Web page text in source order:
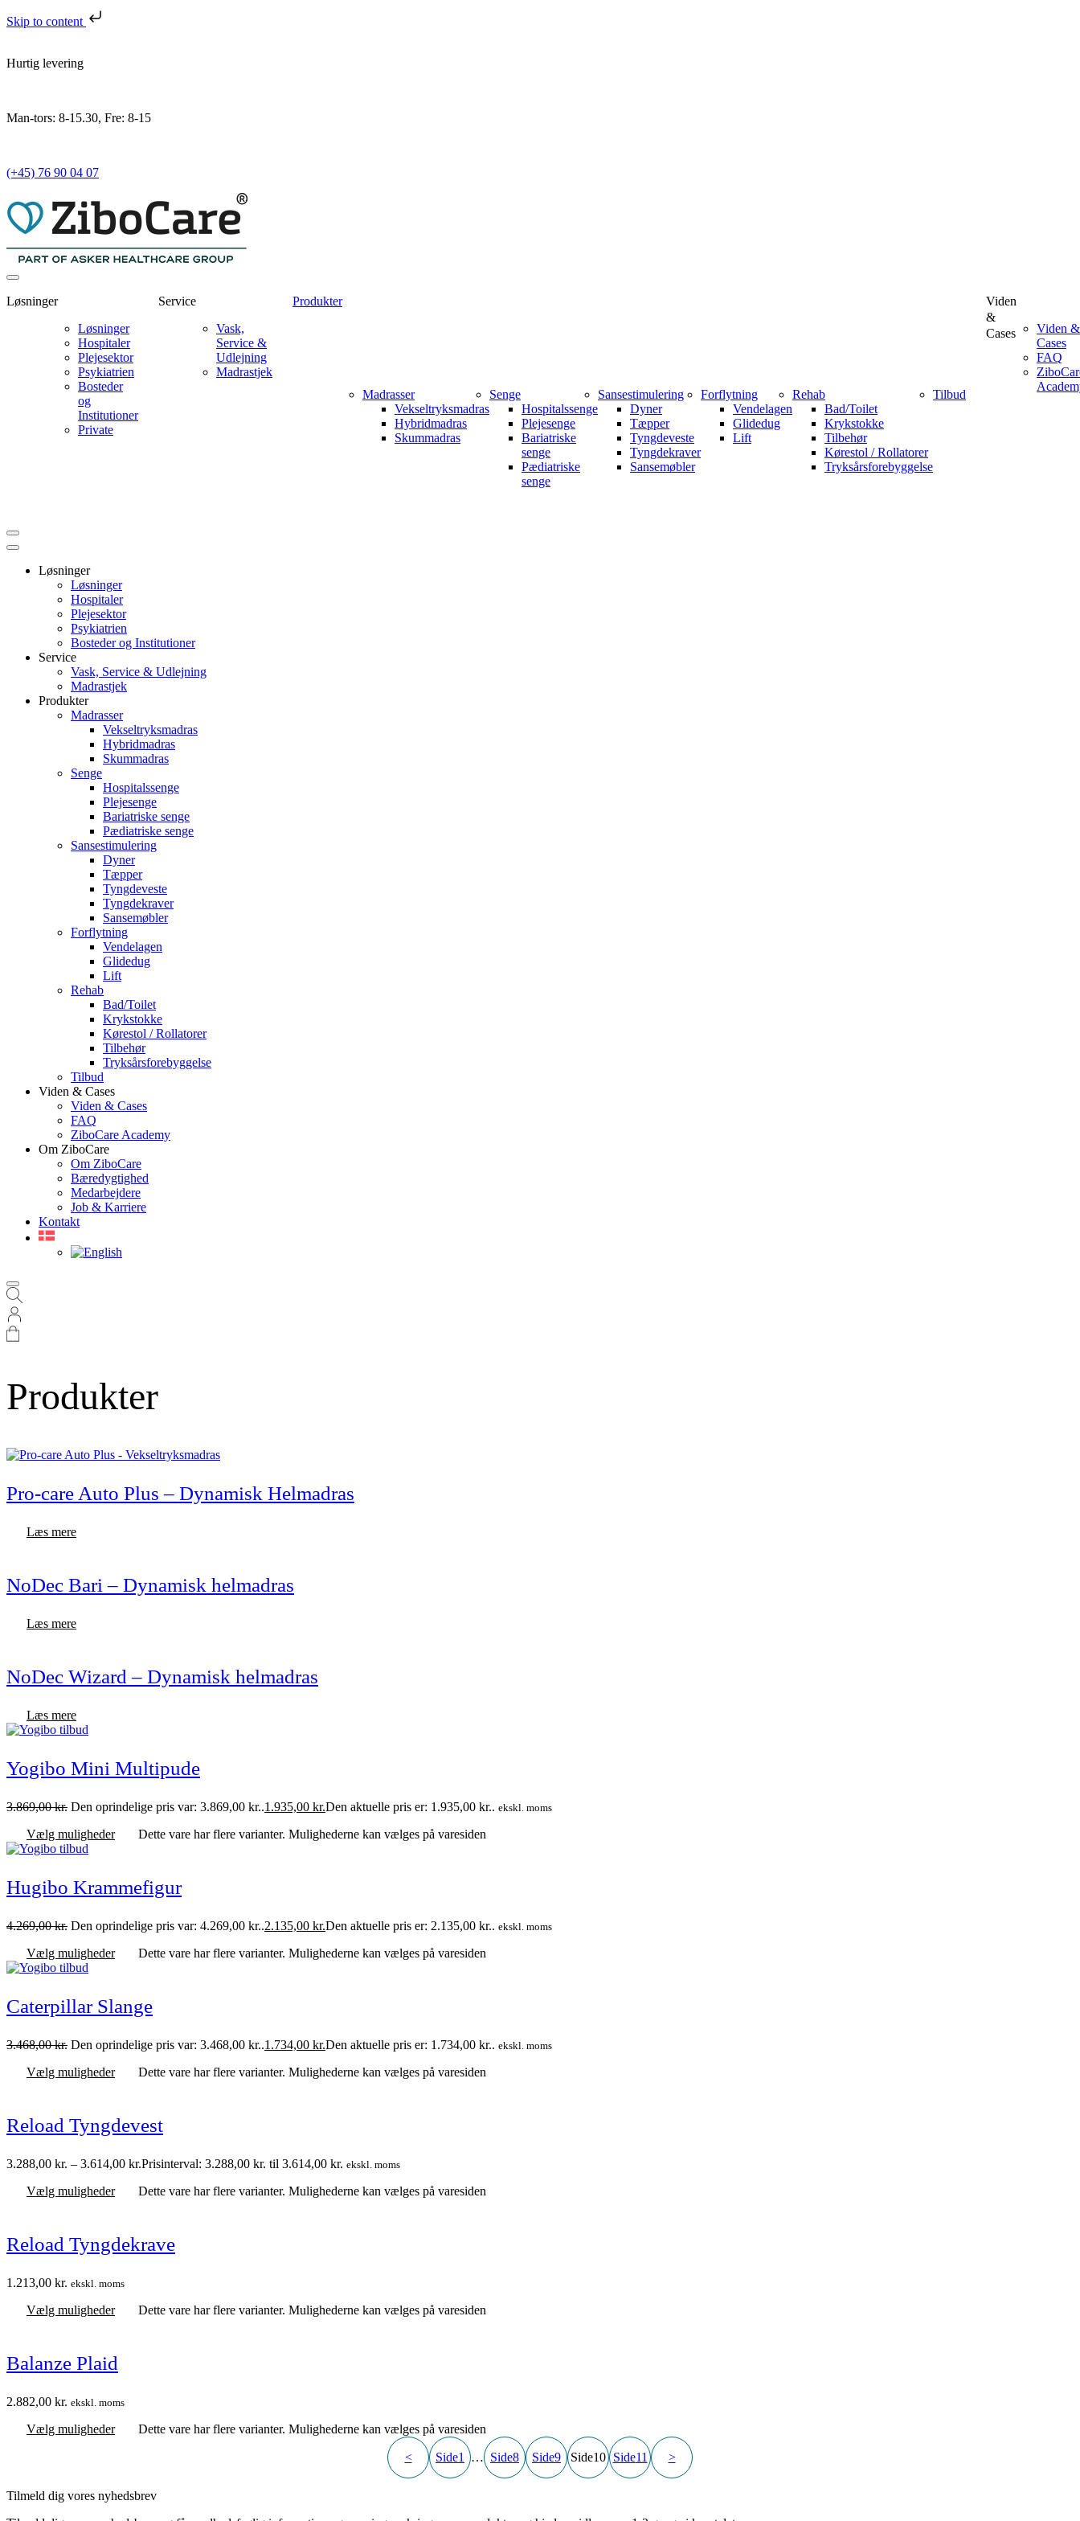
Skip to content
Hurtig levering
Man-tors: 8-15.30, Fre: 8-15
(+45) 76 90 04 07
Løsninger
Løsninger
Hospitaler
Plejesektor
Psykiatrien
Bosteder
og
Institutioner
Private
Service
Vask,
Service &
Udlejning
Madrastjek
Produkter
Madrasser
Vekseltryksmadras
Hybridmadras
Skummadras
Senge
Hospitalssenge
Plejesenge
Bariatriske
senge
Pædiatriske
senge
Sansestimulering
Dyner
Tæpper
Tyngdeveste
Tyngdekraver
Sansemøbler
Forflytning
Vendelagen
Glidedug
Lift
Rehab
Bad/Toilet
Krykstokke
Tilbehør
Kørestol / Rollatorer
Tryksårsforebyggelse
Tilbud
Viden
&
Cases
Viden &
Cases
FAQ
Løsninger
Løsninger
Hospitaler
Plejesektor
Psykiatrien
Bosteder og Institutioner
Service
Vask, Service & Udlejning
Madrastjek
Produkter
Madrasser
Vekseltryksmadras
Hybridmadras
Skummadras
Senge
Hospitalssenge
Plejesenge
Bariatriske senge
Pædiatriske senge
Sansestimulering
Dyner
Tæpper
Tyngdeveste
Tyngdekraver
Sansemøbler
Forflytning
Vendelagen
Glidedug
Lift
Rehab
Bad/Toilet
Krykstokke
Kørestol / Rollatorer
Tilbehør
Tryksårsforebyggelse
Tilbud
Viden & Cases
Viden & Cases
FAQ
ZiboCare Academy
Om ZiboCare
Om ZiboCare
Bæredygtighed
Medarbejdere
Job & Karriere
Kontakt
Produkter
Pro-care Auto Plus – Dynamisk Helmadras
Læs mere
NoDec Bari – Dynamisk helmadras
Læs mere
NoDec Wizard – Dynamisk helmadras
Læs mere
Yogibo Mini Multipude
3.869,00kr. Den oprindelige pris var: 3.869,00 kr..1.935,00 kr.Den aktuelle pris er: 1.935,00 kr.. ekskl. moms
Vælg muligheder Dette vare har flere varianter. Mulighederne kan vælges på varesiden
Hugibo Krammefigur
4.269,00kr. Den oprindelige pris var: 4.269,00 kr..2.135,00 kr.Den aktuelle pris er: 2.135,00 kr.. ekskl. moms
Vælg muligheder Dette vare har flere varianter. Mulighederne kan vælges på varesiden
Caterpillar Slange
3.468,00kr. Den oprindelige pris var: 3.468,00 kr..1.734,00 kr.Den aktuelle pris er: 1.734,00 kr.. ekskl. moms
Vælg muligheder Dette vare har flere varianter. Mulighederne kan vælges på varesiden
Reload Tyngdevest
3.288,00 kr. – 3.614,00 kr.Prisinterval: 3.288,00 kr. til 3.614,00 kr. ekskl. moms
Vælg muligheder Dette vare har flere varianter. Mulighederne kan vælges på varesiden
Reload Tyngdekrave
1.213,00 kr. ekskl. moms
Vælg muligheder Dette vare har flere varianter. Mulighederne kan vælges på varesiden
Balanze Plaid
2.882,00 kr. ekskl. moms
Vælg muligheder Dette vare har flere varianter. Mulighederne kan vælges på varesiden
< Side1 … Side8 Side9 Side10 Side11 >
Tilmeld dig vores nyhedsbrev